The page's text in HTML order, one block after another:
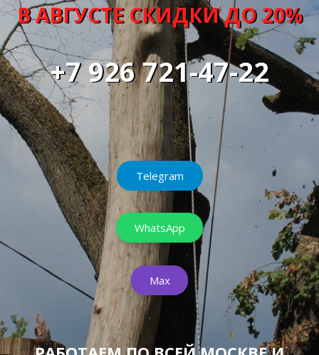
В АВГУСТЕ СКИДКИ ДО 20%
+7 926 721-47-22
Telegram
WhatsApp
Max